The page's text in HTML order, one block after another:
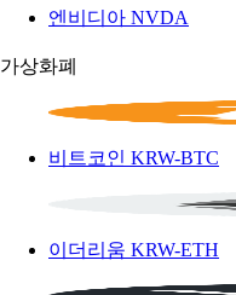
엔비디아 NVDA
가상화폐
비트코인 KRW-BTC
이더리움 KRW-ETH